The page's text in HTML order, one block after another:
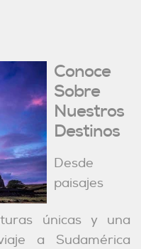
Conoce
Sobre
Nuestros
Destinos
Desde
paisajes
únicas y una
a Sudamérica